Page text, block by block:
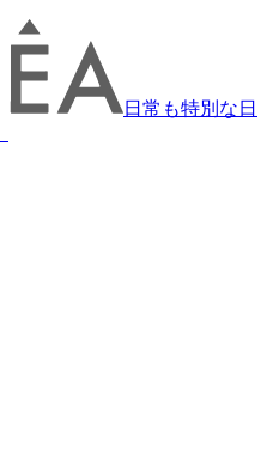
日常も特別な日